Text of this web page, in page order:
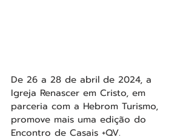
De 26 a 28 de abril de 2024, a
Igreja Renascer em Cristo, em
parceria com a Hebrom Turismo,
promove mais uma edição do
Encontro de Casais +QV.